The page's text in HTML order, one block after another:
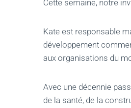
Cette semaine, notre
Kate est responsable
développement
aux organisations du
Avec une décennie
de la santé, de la